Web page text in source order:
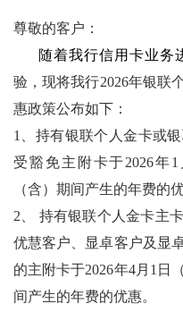
尊敬的客户：
随着我行信用卡业务
验，现将我行2026年银联
惠政策公布如下：
1
、持有银联个人金卡或
受豁免主附卡于2026年1
（含）期间产生的年费的优
2
持有银联个人金卡主
优慧客户、 显卓客户及显
的主附卡于2026年4月 1 日
间产生的年费的优惠。